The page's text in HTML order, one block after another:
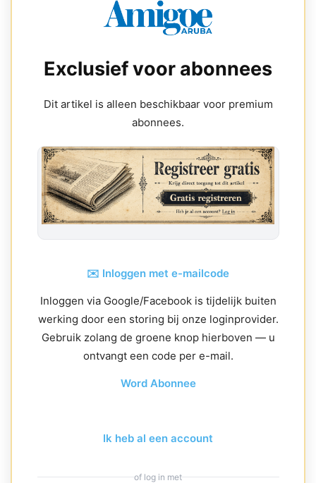
Exclusief voor abonnees
Dit artikel is alleen beschikbaar voor premium
abonnees.
✉️ Inloggen met e-mailcode
Inloggen via Google/Facebook is tijdelijk buiten
werking door een storing bij onze loginprovider.
Gebruik zolang de groene knop hierboven — u
ontvangt een code per e-mail.
Word Abonnee
Ik heb al een account
of log in met